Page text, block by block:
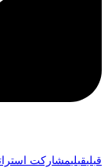
قبلیقبلیمشارکت